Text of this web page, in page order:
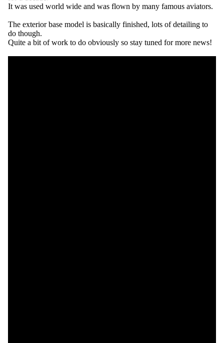
It was used world wide and was flown by many famous aviators.
The exterior base model is basically finished, lots of detailing to
do though.
Quite a bit of work to do obviously so stay tuned for more news!